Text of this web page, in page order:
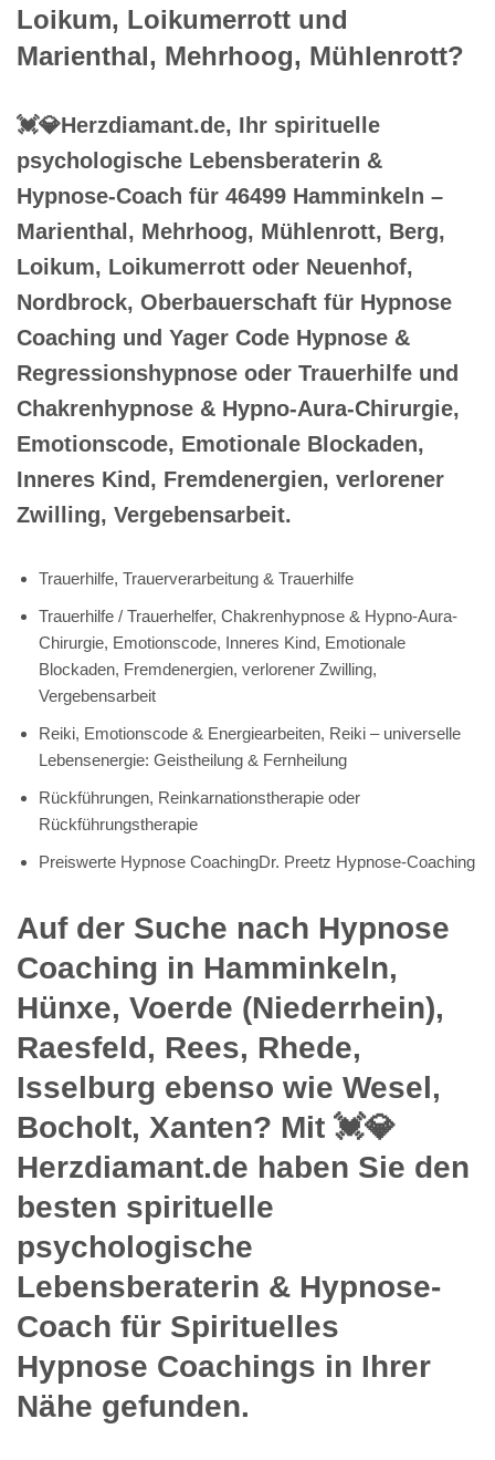
Loikum, Loikumerrott und
Marienthal, Mehrhoog, Mühlenrott?
💓️💎Herzdiamant.de, Ihr spirituelle
psychologische Lebensberaterin &
Hypnose-Coach für 46499 Hamminkeln –
Marienthal, Mehrhoog, Mühlenrott, Berg,
Loikum, Loikumerrott oder Neuenhof,
Nordbrock, Oberbauerschaft für Hypnose
Coaching und Yager Code Hypnose &
Regressionshypnose oder Trauerhilfe und
Chakrenhypnose & Hypno-Aura-Chirurgie,
Emotionscode, Emotionale Blockaden,
Inneres Kind, Fremdenergien, verlorener
Zwilling, Vergebensarbeit.
Trauerhilfe, Trauerverarbeitung & Trauerhilfe
Trauerhilfe / Trauerhelfer, Chakrenhypnose & Hypno-Aura-
Chirurgie, Emotionscode, Inneres Kind, Emotionale
Blockaden, Fremdenergien, verlorener Zwilling,
Vergebensarbeit
Reiki, Emotionscode & Energiearbeiten, Reiki – universelle
Lebensenergie: Geistheilung & Fernheilung
Rückführungen, Reinkarnationstherapie oder
Rückführungstherapie
Preiswerte Hypnose CoachingDr. Preetz Hypnose-Coaching
Auf der Suche nach Hypnose
Coaching in Hamminkeln,
Hünxe, Voerde (Niederrhein),
Raesfeld, Rees, Rhede,
Isselburg ebenso wie Wesel,
Bocholt, Xanten? Mit 💓️💎
Herzdiamant.de haben Sie den
besten spirituelle
psychologische
Lebensberaterin & Hypnose-
Coach für Spirituelles
Hypnose Coachings in Ihrer
Nähe gefunden.